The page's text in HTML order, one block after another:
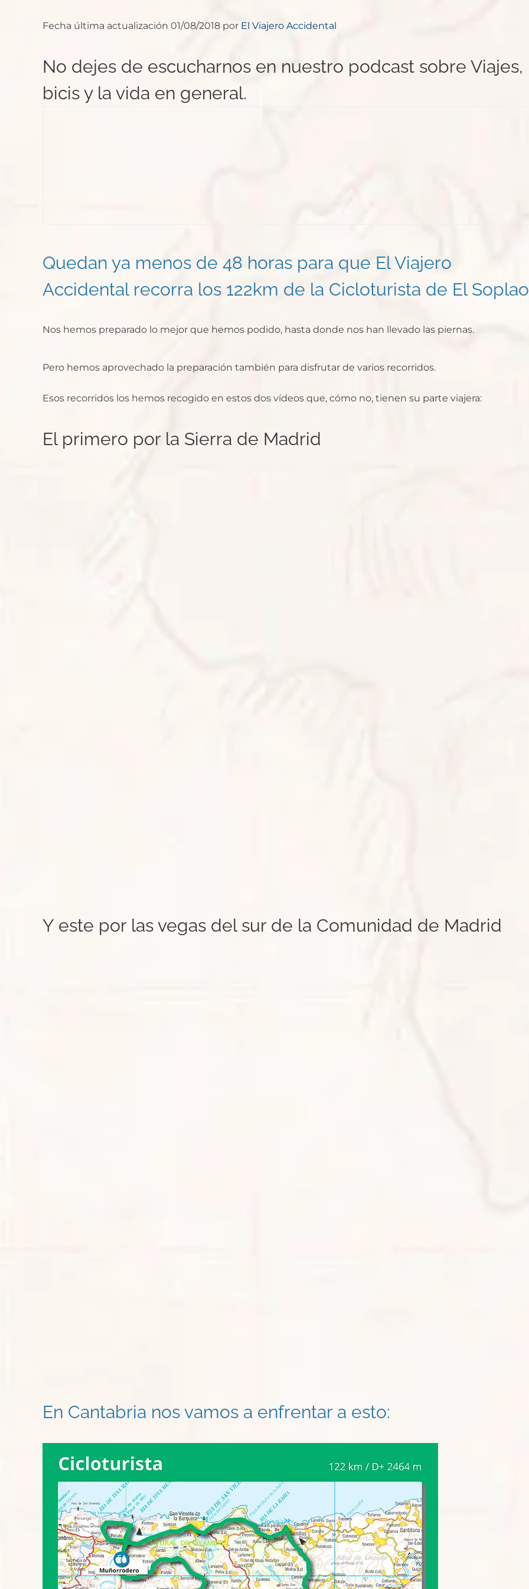
Fecha última actualización 01/08/2018 por El Viajero Accidental
No dejes de escucharnos en nuestro podcast sobre Viajes,
bicis y la vida en general.
Quedan ya menos de 48 horas para que El Viajero
Accidental recorra los 122km de la Cicloturista de El
Nos hemos preparado lo mejor que hemos podido, hasta donde nos han llevado las piernas.
Pero hemos aprovechado la preparación también para disfrutar de varios recorridos.
Esos recorridos los hemos recogido en estos dos vídeos que, cómo no, tienen su parte viajera:
El primero por la Sierra de Madrid
Y este por las vegas del sur de la Comunidad de Madrid
En Cantabria nos vamos a enfrentar a esto: